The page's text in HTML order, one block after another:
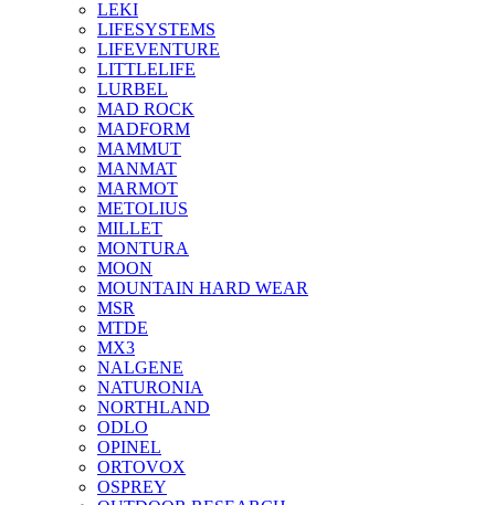
LEKI
LIFESYSTEMS
LIFEVENTURE
LITTLELIFE
LURBEL
MAD ROCK
MADFORM
MAMMUT
MANMAT
MARMOT
METOLIUS
MILLET
MONTURA
MOON
MOUNTAIN HARD WEAR
MSR
MTDE
MX3
NALGENE
NATURONIA
NORTHLAND
ODLO
OPINEL
ORTOVOX
OSPREY